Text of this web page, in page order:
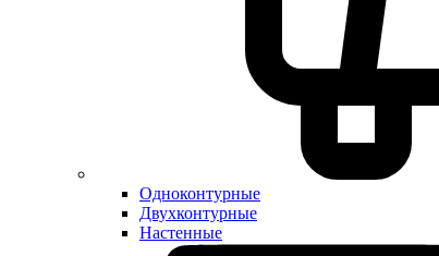
Одноконтурные
Двухконтурные
Настенные